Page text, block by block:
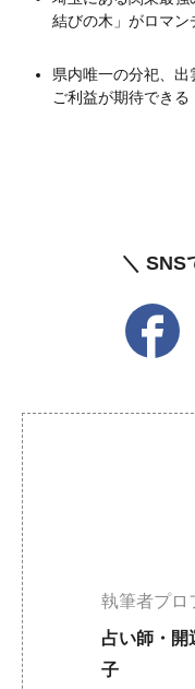
結びの木」がロマン
県内唯一の分祀、
ご利益が期待できる
＼ SNS
執筆者プロ
占い師・開
子